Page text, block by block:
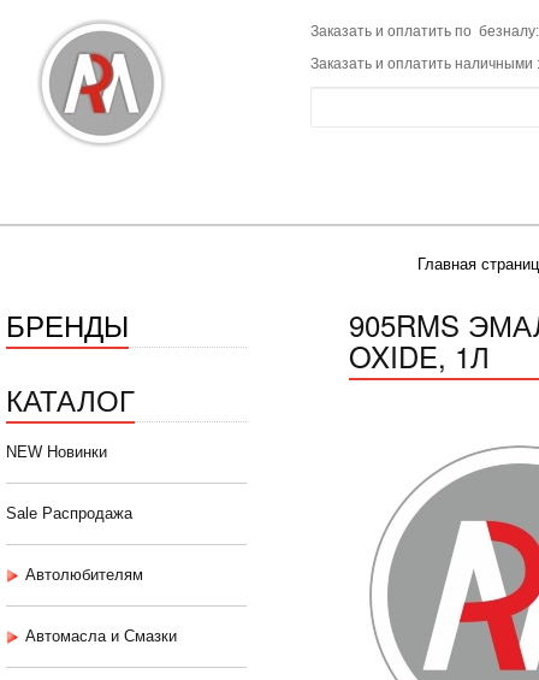
Заказать и оплатить по
Заказать и оплатить наличными
Главная
БРЕНДЫ
КАТАЛОГ
NEW Новинки
Sale Распродажа
Автолюбителям
Автомасла и Смазки
905RMS
OXIDE, 1Л